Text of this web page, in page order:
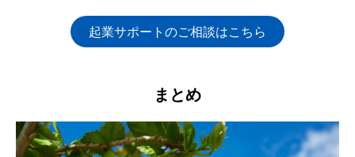
起業サポートのご相談はこちら
まとめ